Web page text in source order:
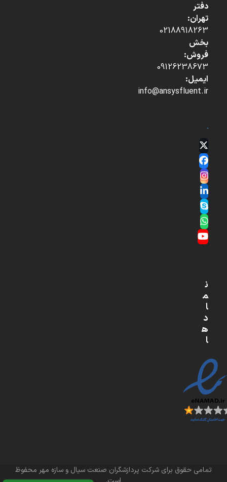
دفتر
تهران:
02188918263
بخش
فروش:
09126238673
ایمیل:
info@ansysfluent.ir
Twitter
(deprecated)
Facebook
Instagram
LinkedIn
Skype
Whatsapp
YouTube
ن
م
ا
د
ه
ا
تمامی حقوق برای شرکت پردازشگران صنعت سیال و سازه مهر محفوظ